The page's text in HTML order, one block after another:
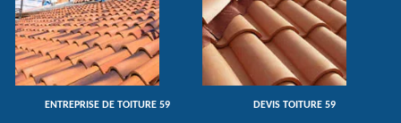
ENTREPRISE DE TOITURE 59 DEVIS TOITURE 59